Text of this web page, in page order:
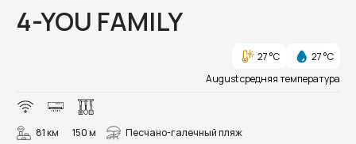
4-YOU FAMILY
27 °C
27 °C
August средняя температура
81 км 150 м Песчано-галечный пляж